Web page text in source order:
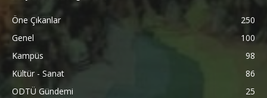
Öne Çıkanlar
250
Genel
100
Kampüs
98
Kültür - Sanat
86
ODTÜ Gündemi
25